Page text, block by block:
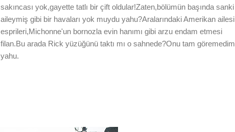
sakıncası yok,gayette tatlı bir çift oldular!Zaten,bölümün başında sanki
aileymiş gibi bir havaları yok muydu yahu?Aralarındaki Amerikan ailesi
esprileri,Michonne'un bornozla evin hanımı gibi arzu endam etmesi
filan.Bu arada Rick yüzüğünü taktı mı o sahnede?Onu tam göremedim
yahu.